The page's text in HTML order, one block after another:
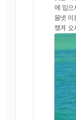
에 입으
붐넷 이
챙겨 오